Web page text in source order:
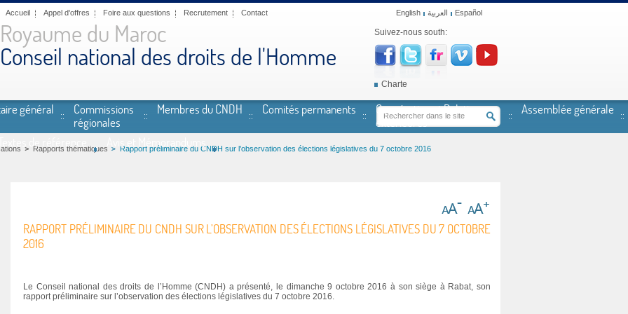
Accueil Appel d'offres Foire aux questions Recrutement Contact English العربية Español
Royaume du Maroc
Conseil national des droits de l'Homme
Suivez-nous south:
Charte
général
Commissions
régionales
Membres du CNDH Comités permanents
Coopération et Relations
extérieures
Assemblée générale
Textes de référence Avis et Mémorandums
Rapports thématiques Rapport préliminaire du CNDH sur l’observation des élections législatives du 7 octobre 2016
RAPPORT PRÉLIMINAIRE DU CNDH SUR L’OBSERVATION DES ÉLECTIONS LÉGISLATIVES DU 7 OCTOBRE
2016
Le Conseil national des droits de l’Homme (CNDH) a présenté, le dimanche 9 octobre 2016 à son siège à Rabat, son
rapport préliminaire sur l’observation des élections législatives du 7 octobre 2016.